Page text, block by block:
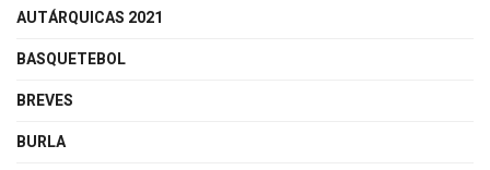
AUTÁRQUICAS 2021
BASQUETEBOL
BREVES
BURLA